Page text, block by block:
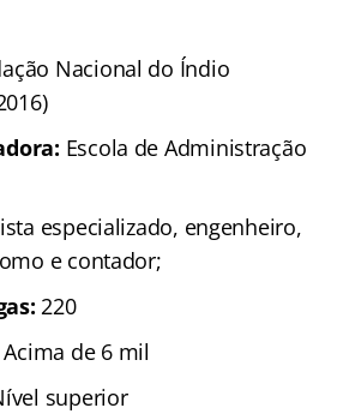
Nacional do Índio
Escola de Administração
especializado, engenheiro,
e contador;
220
Acima de 6 mil
superior